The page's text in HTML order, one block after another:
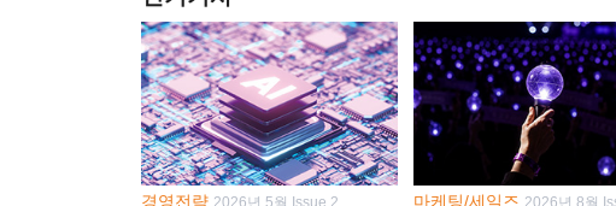
경영전략 2026년 5월 Issue 2 마케팅/세일즈 2026년 8월